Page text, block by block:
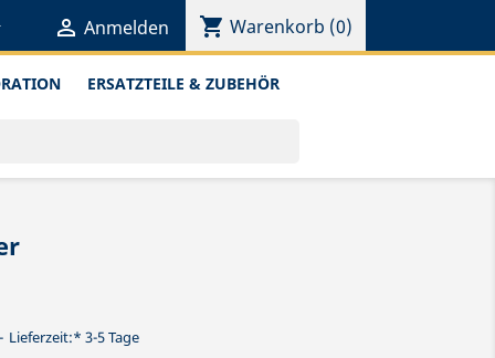
 Anmelden shopping_cart Warenkorb (0)
ERSATZTEILE & ZUBEHÖR
Lieferzeit:* 3-5 Tage